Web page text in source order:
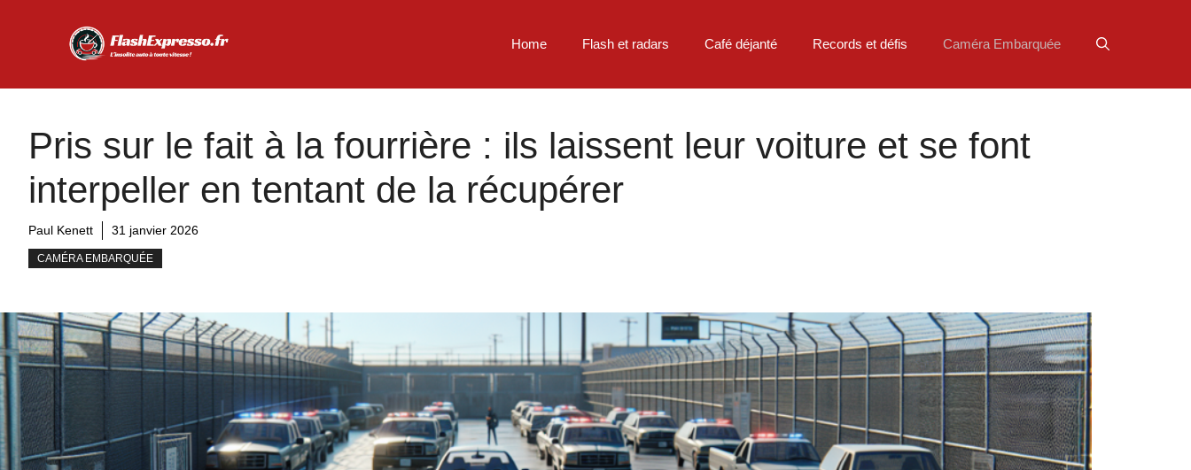
Home Flash et radars Café déjanté Records et défis Caméra Embarquée
Pris sur le fait à la fourrière : ils laissent leur voiture et se font
interpeller en tentant de la récupérer
Paul Kenett 31 janvier 2026
CAMÉRA EMBARQUÉE